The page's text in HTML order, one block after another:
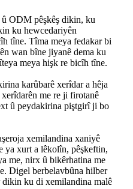
ODM pêşkêş dikin, ku
ku hewcedariyên
tîne. Tîma meya fedakar bi
wan bîne jiyanê dema ku
meya hişk re bicîh tîne.
karûbarê xerîdar a hêja
me re ji firotanê
û peydakirina piştgirî ji bo
xemilandina xaniyê
ya xurt a lêkolîn, pêşkeftin,
me, nirx û bikêrhatina me
Digel berbelavbûna hilber
ku di xemilandina malê